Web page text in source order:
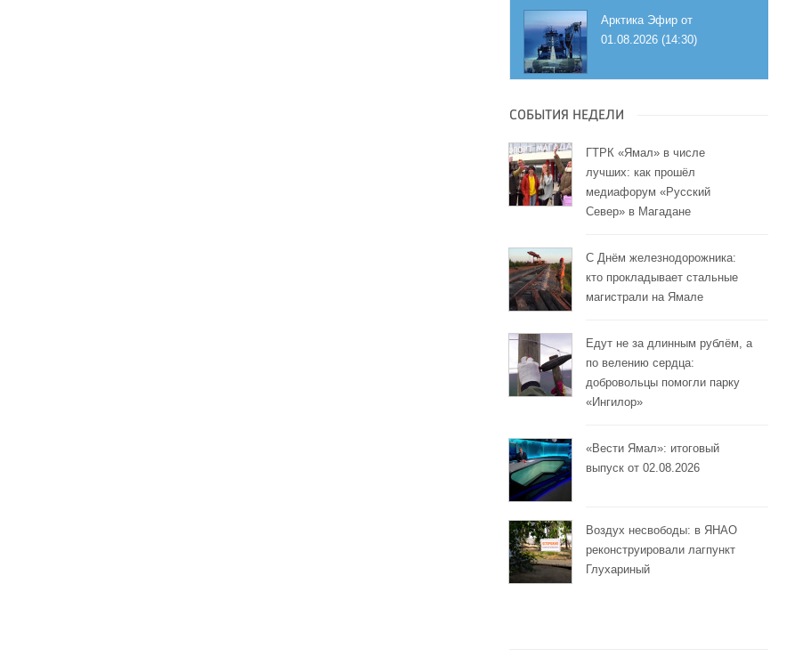
Арктика Эфир от
01.08.2026 (14:30)
СОБЫТИЯ НЕДЕЛИ
ГТРК «Ямал» в числе
лучших: как прошёл
медиафорум «Русский
Север» в Магадане
С Днём железнодорожника:
кто прокладывает стальные
магистрали на Ямале
Едут не за длинным рублём, а
по велению сердца:
добровольцы помогли парку
«Ингилор»
«Вести Ямал»: итоговый
выпуск от 02.08.2026
Воздух несвободы: в ЯНАО
реконструировали лагпункт
Глухариный